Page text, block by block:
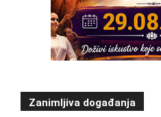
Zanimljiva događanja